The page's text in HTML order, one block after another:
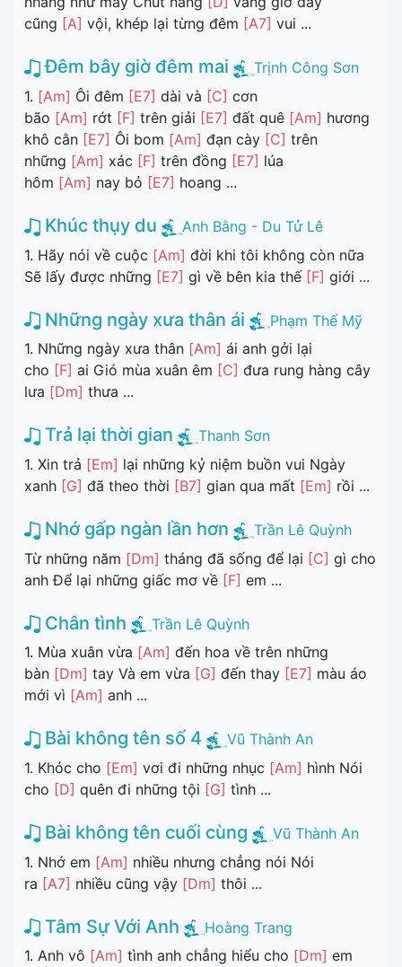
cũng [A] vội, khép lại từng đêm [A7] vui ...
Đêm bây giờ đêm mai
Trịnh Công Sơn
1. [Am] Ôi đêm [E7] dài và [C] cơn
bão [Am] rớt [F] trên giải [E7] đất quê [Am] hương
khô cằn [E7] Ôi bom [Am] đạn cày [C] trên
những [Am] xác [F] trên đồng [E7] lúa
hôm [Am] nay bỏ [E7] hoang ...
Khúc thụy du
Anh Bằng - Du Tử Lê
1. Hãy nói về cuộc [Am] đời khi tôi không còn nữa
Sẽ lấy được những [E7] gì về bên kia thế [F] giới ...
Những ngày xưa thân ái
Phạm Thế Mỹ
1. Những ngày xưa thân [Am] ái anh gởi lại
cho [F] ai Gió mùa xuân êm [C] đưa rung hàng cây
lưa [Dm] thưa ...
Trả lại thời gian
Thanh Sơn
1. Xin trả [Em] lại những kỷ niệm buồn vui Ngày
xanh [G] đã theo thời [B7] gian qua mất [Em] rồi ...
Nhớ gấp ngàn lần hơn
Trần Lê Quỳnh
Từ những năm [Dm] tháng đã sống để lại [C] gì cho
anh Để lại những giấc mơ về [F] em ...
Chân tình
Trần Lê Quỳnh
1. Mùa xuân vừa [Am] đến hoa về trên những
bàn [Dm] tay Và em vừa [G] đến thay [E7] màu áo
mới vì [Am] anh ...
Bài không tên số 4
Vũ Thành An
1. Khóc cho [Em] vơi đi những nhục [Am] hình Nói
cho [D] quên đi những tội [G] tình ...
Bài không tên cuối cùng
Vũ Thành An
1. Nhớ em [Am] nhiều nhưng chẳng nói Nói
ra [A7] nhiều cũng vậy [Dm] thôi ...
Tâm Sự Với Anh
Hoàng Trang
1. Anh vô [Am] tình anh chẳng hiểu cho [Dm] em